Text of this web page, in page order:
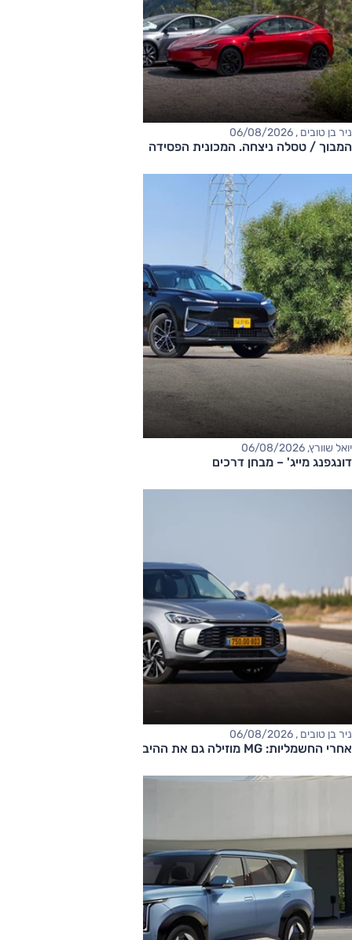
ניר בן טובים , 06/08/2026
המבוך / טסלה ניצחה. המכונית הפסידה
יואל שוורץ, 06/08/2026
דונגפנג מייג' – מבחן דרכים
ניר בן טובים , 06/08/2026
אחרי החשמליות: MG מוזילה גם את ההיברידיות